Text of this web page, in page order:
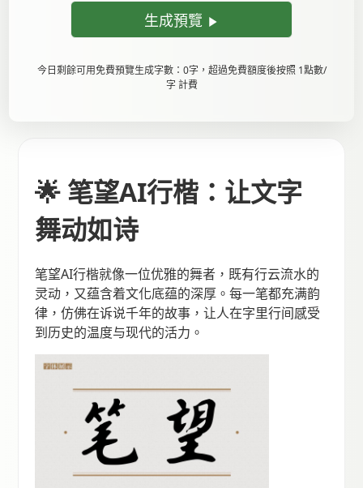
生成預覽
今日剩餘可用免費預覽生成字數：0字，超過免費額度後按照 1點數/
字 計費
🌟 笔望AI行楷：让文字
舞动如诗
笔望AI行楷就像一位优雅的舞者，既有行云流水的
灵动，又蕴含着文化底蕴的深厚。每一笔都充满韵
律，仿佛在诉说千年的故事，让人在字里行间感受
到历史的温度与现代的活力。